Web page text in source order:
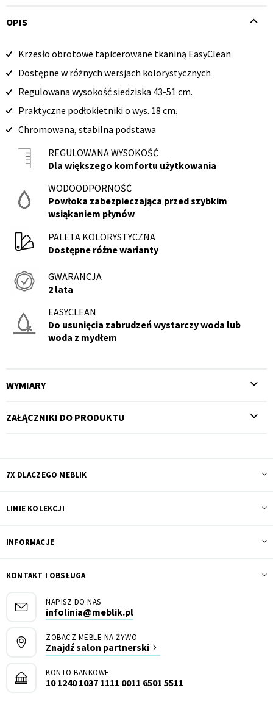
OPIS
Opis
produktu
Krzesło obrotowe tapicerowane tkaniną EasyClean
Dostępne w różnych wersjach kolorystycznych
Regulowana wysokość siedziska 43-51 cm.
Praktyczne podłokietniki o wys. 18 cm.
Chromowana, stabilna podstawa
REGULOWANA WYSOKOŚĆ
Dla większego komfortu użytkowania
WODOODPORNOŚĆ
Powłoka zabezpieczająca przed szybkim
wsiąkaniem płynów
PALETA KOLORYSTYCZNA
Dostępne różne warianty
GWARANCJA
2 lata
EASYCLEAN
Do usunięcia zabrudzeń wystarczy woda lub
woda z mydłem
WYMIARY
ZAŁĄCZNIKI DO PRODUKTU
7X DLACZEGO MEBLIK
LINIE KOLEKCJI
INFORMACJE
KONTAKT I OBSŁUGA
NAPISZ DO NAS
infolinia@meblik.pl
ZOBACZ MEBLE NA ŻYWO
Znajdź salon partnerski
KONTO BANKOWE
10 1240 1037 1111 0011 6501 5511